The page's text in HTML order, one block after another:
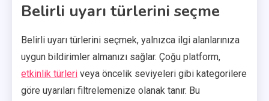
Belirli uyarı türlerini seçme
Belirli uyarı türlerini seçmek, yalnızca ilgi alanlarınıza
uygun bildirimler almanızı sağlar. Çoğu platform,
etkinlik türleri veya öncelik seviyeleri gibi kategorilere
göre uyarıları filtrelemenize olanak tanır. Bu